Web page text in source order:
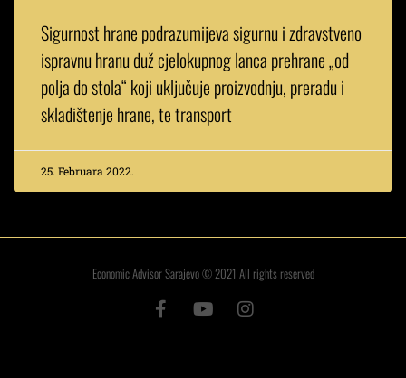
Sigurnost hrane podrazumijeva sigurnu i zdravstveno
ispravnu hranu duž cjelokupnog lanca prehrane „od
polja do stola“ koji uključuje proizvodnju, preradu i
skladištenje hrane, te transport
25. Februara 2022.
Economic Advisor Sarajevo © 2021 All rights reserved